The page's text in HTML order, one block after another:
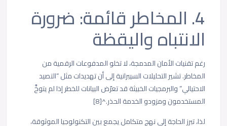
4. المخاطر قائمة: ضرورة
الانتباه واليقظة
رغم تقنيات الأمان المدمجة، لا تخلو المدفوعات الرقمية من
المخاطر. تشير التحليلات السيبرانية إلى أن تهديدات مثل “التصيد
الاحتيالي” والبرمجيات الخبيثة قد تعرّض البيانات للخطر إذا لم يتوخَّ
المستخدمون ومزودو الخدمة الحذر.^[8]
لذا، تبرز الحاجة إلى نهج متكامل يجمع بين التكنولوجيا الموثوقة،